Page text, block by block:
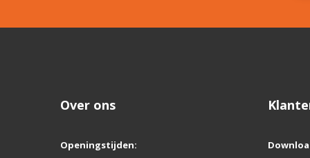
Over ons
Openingstijden: